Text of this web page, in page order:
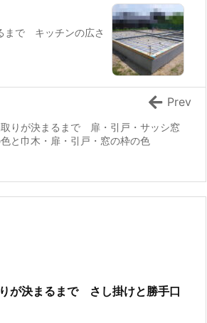
まで キッチンの広さ
りが決まるまで 扉・引戸・サッシ窓
と巾木・扉・引戸・窓の枠の色
Prev
が決まるまで さし掛けと勝手口